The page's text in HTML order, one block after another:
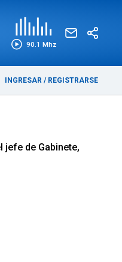
90.1 Mhz
INGRESAR / REGISTRARSE
jefe de Gabinete,